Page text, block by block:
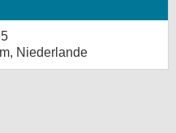
Niederlande